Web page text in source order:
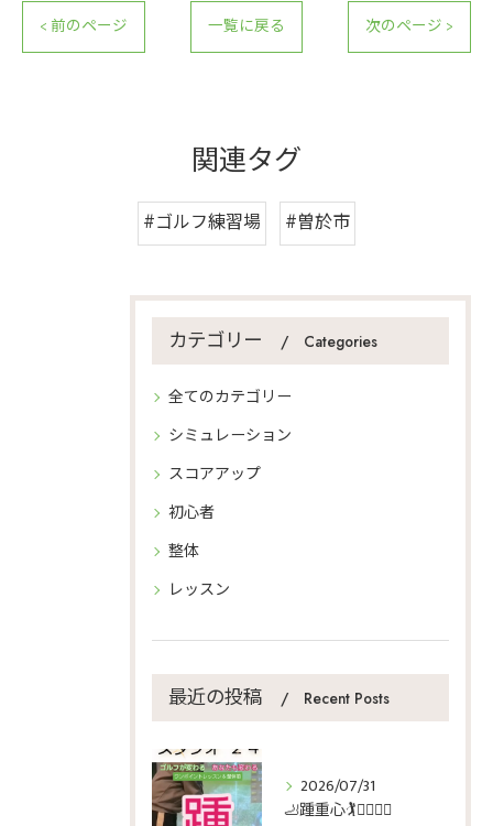
< 前のページ 一覧に戻る 次のページ >
関連タグ
#ゴルフ練習場 #曽於市
カテゴリー Categories
全てのカテゴリー
シミュレーション
スコアアップ
初心者
整体
レッスン
最近の投稿 Recent Posts
2026/07/31
🦶踵重心🏌️🏌️‍♀️🏌️‍♂️